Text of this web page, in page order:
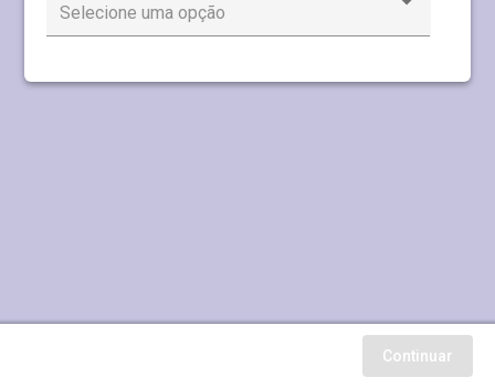
Selecione uma opção
Continuar